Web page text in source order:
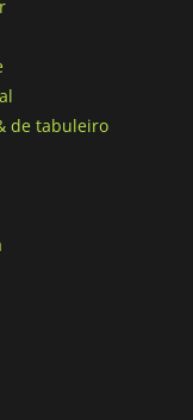
de tabuleiro